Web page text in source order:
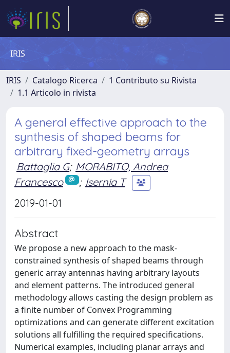
IRIS
IRIS Catalogo Ricerca
1 Contributo su Rivista
1.1 Articolo in rivista
A general effective approach to the
synthesis of shaped beams for
arbitrary fixed-geometry arrays
Battaglia G; MORABITO, Andrea
Francesco
; Isernia T
2019-01-01
Abstract
We propose a new approach to the mask-
constrained synthesis of shaped beams through
generic array antennas having arbitrary layouts
and element patterns. The introduced general
methodology allows casting the design problem as
a finite number of Convex Programming
optimizations and can generate different excitation
solutions all fulfilling the required specifications.
Numerical examples, including planar arrays and